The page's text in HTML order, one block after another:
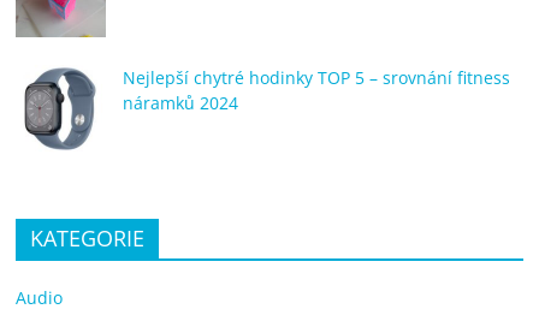
Nejlepší chytré hodinky TOP 5 – srovnání fitness
náramků 2024
KATEGORIE
Audio